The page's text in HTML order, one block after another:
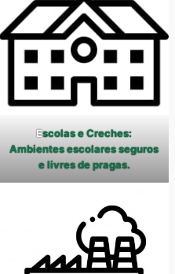
Escolas e Creches:
Ambientes escolares seguros
e livres de pragas.